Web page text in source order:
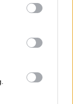
may click to
party tags to
below Google
«Η
προβολή,